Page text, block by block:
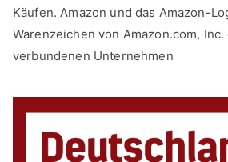
Käufen. Amazon und das Amazon-
Warenzeichen von Amazon.com,
verbundenen Unternehmen